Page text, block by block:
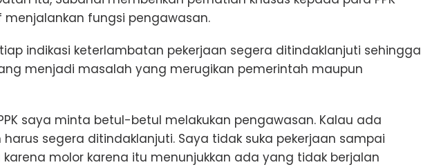
menjalankan fungsi pengawasan.
indikasi keterlambatan pekerjaan segera ditindaklanjuti sehingga
menjadi masalah yang merugikan pemerintah maupun
saya minta betul-betul melakukan pengawasan. Kalau ada
segera ditindaklanjuti. Saya tidak suka pekerjaan sampai
molor karena itu menunjukkan ada yang tidak berjalan